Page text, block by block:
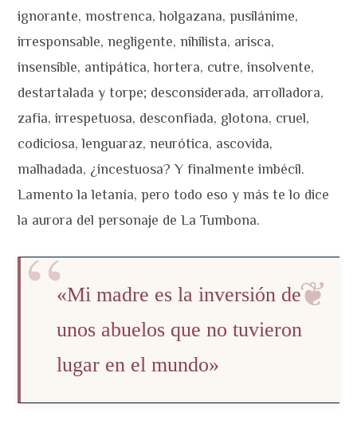
ignorante, mostrenca, holgazana, pusilánime,
irresponsable, negligente, nihilista, arisca,
insensible, antipática, hortera, cutre, insolvente,
destartalada y torpe; desconsiderada, arrolladora,
zafia, irrespetuosa, desconfiada, glotona, cruel,
codiciosa, lenguaraz, neurótica, ascovida,
malhadada, ¿incestuosa? Y finalmente imbécil.
Lamento la letanía, pero todo eso y más te lo dice
la aurora del personaje de La Tumbona.
«Mi madre es la inversión de
unos abuelos que no tuvieron
lugar en el mundo»